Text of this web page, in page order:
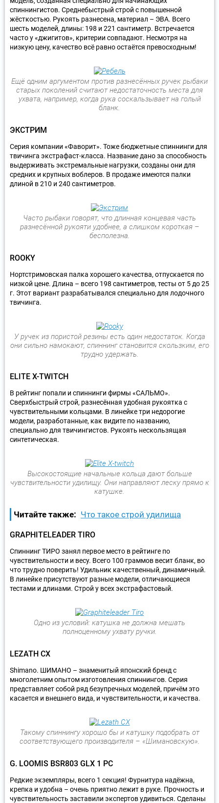
спиннингистов. Среднебыстрый строй с повышенной
жёсткостью. Рукоять разнесена, материал – ЭВА. Всего
шесть моделей, длины: 198 и 221 сантиметр. Встречается
часто у «джигитов», критерии совпадают. Несмотря на
низкую цену, качество всё равно остаётся превосходным!
Ещё одним аргументом против разнесённых ручек рыбаки
старых поколений считают недостаточность места для
ухвата, например, когда рука соскальзывает на голый
бланк.
ЭКСТРИМ
Серия компании «Фаворит». Тоже бюджетные спиннинги для
твичинга экстрафаст-класса. Название дано за способность
выдерживать экстремальные нагрузки, созданы они для
средних и крупных воблеров. В продаже имеются палки
длиной в 210 и 240 сантиметров.
Часто рыбаки говорят, что длинная концевая часть
разнесённой рукояти удобнее, а слишком короткая –
бесполезна.
ROOKY
Нортстримовская палка хорошего качества, отпускается по
низкой цене. Длина – всего 198 сантиметров, тесты от 5 до 25
г. Этот вариант разрабатывался специально для лодочного
твичинга.
У ручек из пористой резины есть один недостаток. Когда
они сильно намокают, спиннинг становится скользким, его
трудно удержать.
ELITE X-TWITCH
В рейтинг попали и спиннинги фирмы «САЛЬМО».
Сверхбыстрый строй, разнесённая удобная рукоятка с
чувствительными кольцами. В линейке три недорогие
модели, разработанные, как видите по названию,
специально для твичингистов. Рукоять нескользящая
синтетическая.
Высокостоящие начальные кольца дают больше
чувствительности удилищу. Они направляют леску прямо к
катушке.
Читайте также: Что такое строй удилища
GRAPHITELEADER TIRO
Спиннинг ТИРО занял первое место в рейтинге по
чувствительности и весу. Всего 100 граммов весит бланк, во
что трудно поверить! Удильник качественный, динамичный.
В линейке присутствуют разные модели, отличающиеся
тестами и длинами. Строй у всех экстрафастовый.
Одно из условий: катушка не должна мешать
полноценному ухвату ручки.
LEZATH CX
Shimano. ШИМАНО – знаменитый японский бренд с
многолетним опытом изготовления спиннингов. Серия
представляет собой ряд безупречных моделей, причём это
касается и внешнего вида, и чувствительности, и качества.
Такому спиннингу хорошо бы и катушку подобрать от
соответствующего производителя – «Шимановскую».
G. LOOMIS BSR803 GLX 1 PC
Редкие экземпляры, всего 1 секция! Фурнитура надёжна,
крепка и удобна – очень приятно лежит в руке. Прочность и
чувствительность заставили экспертов удивиться. Сделаны